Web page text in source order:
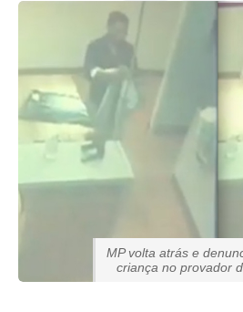
MP volta atrás e
criança no provador